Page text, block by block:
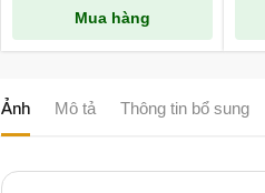
Mua hàng
Ảnh Mô tả Thông tin bổ sung